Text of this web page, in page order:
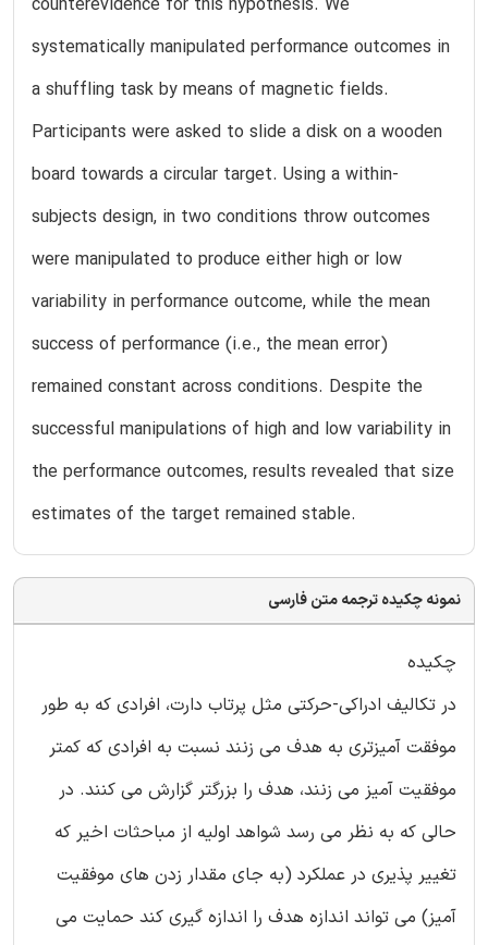
systematically manipulated performance outcomes in
a shuffling task by means of magnetic fields.
Participants were asked to slide a disk on a wooden
board towards a circular target. Using a within-
subjects design, in two conditions throw outcomes
were manipulated to produce either high or low
variability in performance outcome, while the mean
success of performance (i.e., the mean error)
remained constant across conditions. Despite the
successful manipulations of high and low variability in
the performance outcomes, results revealed that size
estimates of the target remained stable.
نمونه چکیده ترجمه متن فارسی
چکیده
در تکالیف ادراکی-حرکتی مثل پرتاب دارت، افرادی که به طور
موفقت آمیزتری به هدف می زنند نسبت به افرادی که کمتر
موفقیت آمیز می زنند، هدف را بزرگتر گزارش می کنند. در
حالی که به نظر می رسد شواهد اولیه از مباحثات اخیر که
تغییر پذیری در عملکرد (به جای مقدار زدن های موفقیت
آمیز) می تواند اندازه هدف را اندازه گیری کند حمایت می